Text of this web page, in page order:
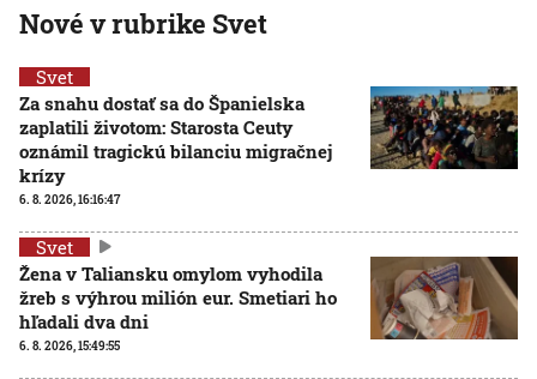
Nové v rubrike Svet
Svet
Za snahu dostať sa do Španielska
zaplatili životom: Starosta Ceuty
oznámil tragickú bilanciu migračnej
krízy
6. 8. 2026, 16:16:47
Svet
Žena v Taliansku omylom vyhodila
žreb s výhrou milión eur. Smetiari ho
hľadali dva dni
6. 8. 2026, 15:49:55